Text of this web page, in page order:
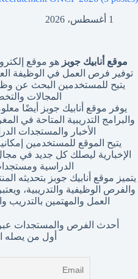
1 أغسطس، 2026
موقع أنابيك جوبز هو موقع
توفير فرص العمل في الوظيفة
يتيح للمستخدمين البحث عن
المجالات
يوفر موقع أنابيك جوبز أيضًا
والبرامج التدريبية المتاحة في
الأخبار والمستجدات
يتيح الموقع للمستخدمين
الإخبارية ليصلك كل جديد في
الدراسية
يتميز موقع أنابيك جوبز بتحديثه
والفرص الوظيفية والتدريبية،
العمل والمهتمين بالتدريب
أحدث الفرص والمستجدات
أول من يصله